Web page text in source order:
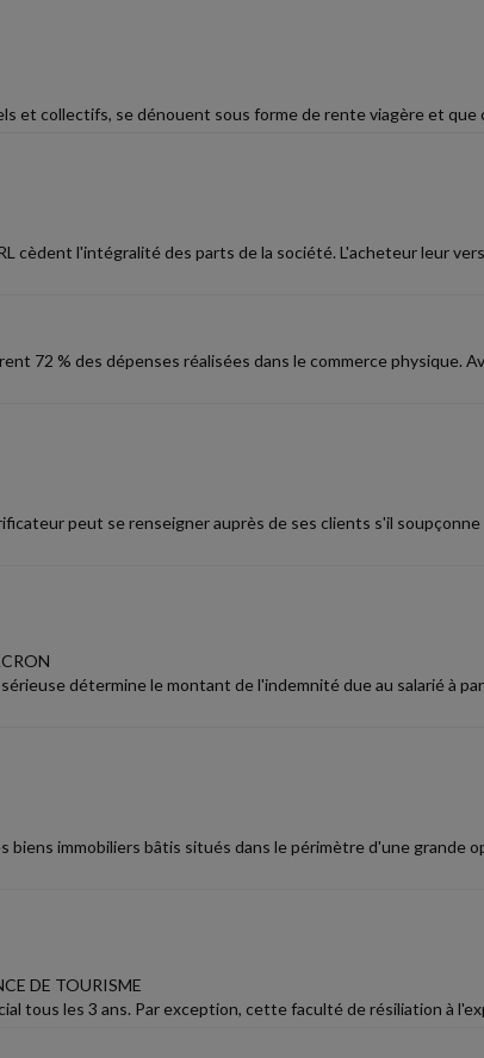
et collectifs, se dénouent sous forme de rente viagère et que
cèdent l'intégralité des parts de la société. L'acheteur leur
72 % des dépenses réalisées dans le commerce physique.
peut se renseigner auprès de ses clients s'il
détermine le montant de l'indemnité due au salarié à
immobiliers bâtis situés dans le périmètre d'une grande
DE TOURISME
tous les 3 ans. Par exception, cette faculté de résiliation à